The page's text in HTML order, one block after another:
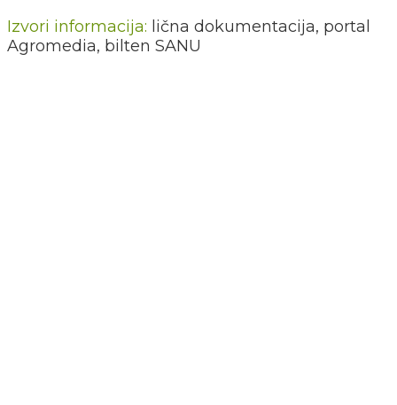
Izvori informacija: lična dokumentacija, portal
Agromedia, bilten SANU